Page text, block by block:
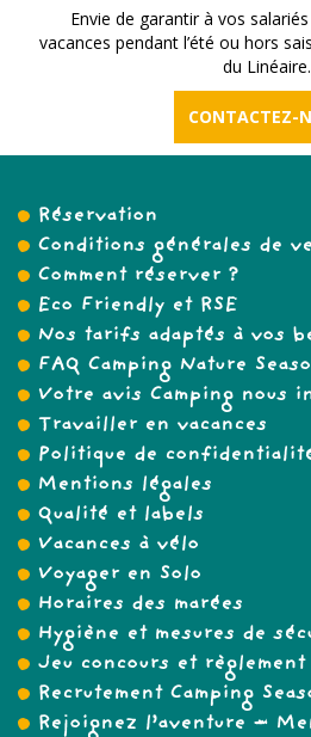
Envie de garantir à vos
vacances pendant l’été ou hors
du Linéaire.
CONTACTEZ-
Réservation
Conditions générales de
Comment réserver ?
Eco Friendly et RSE
Nos tarifs adaptés à vos
FAQ Camping Nature
Votre avis Camping nous
Travailler en vacances
Politique de
Mentions légales
Qualité et labels
Vacances à vélo
Voyager en Solo
Horaires des marées
Hygiène et mesures de
Jeu concours et règlement
Recrutement Camping
Rejoignez l’aventure –